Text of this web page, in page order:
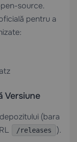
source.
pentru a
Versiune
(bara
/releases
).